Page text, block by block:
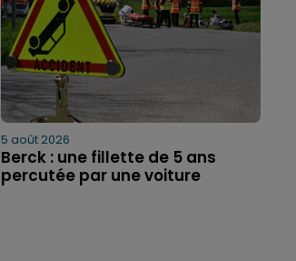
5 août 2026
Berck : une fillette de 5 ans
percutée par une voiture